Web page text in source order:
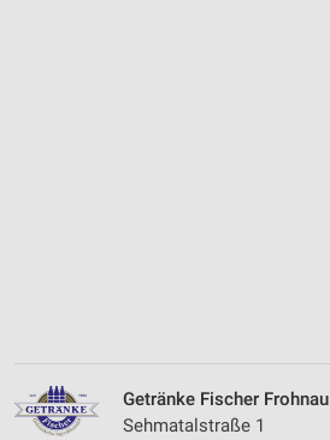
Getränke Fischer Frohnau
Sehmatalstraße 1